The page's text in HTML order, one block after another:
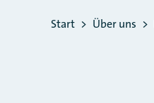
Sie befinden sich hier:
Start Über uns